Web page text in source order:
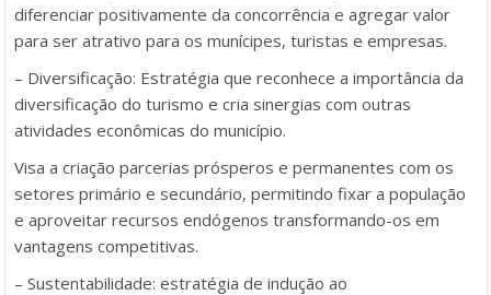
diferenciar positivamente da concorrência e agregar valor
para ser atrativo para os munícipes, turistas e empresas.
– Diversificação: Estratégia que reconhece a importância da
diversificação do turismo e cria sinergias com outras
atividades econômicas do município.
Visa a criação parcerias prósperos e permanentes com os
setores primário e secundário, permitindo fixar a população
e aproveitar recursos endógenos transformando-os em
vantagens competitivas.
– Sustentabilidade: estratégia de indução ao